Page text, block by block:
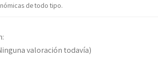
de todo tipo.
valoración todavía)